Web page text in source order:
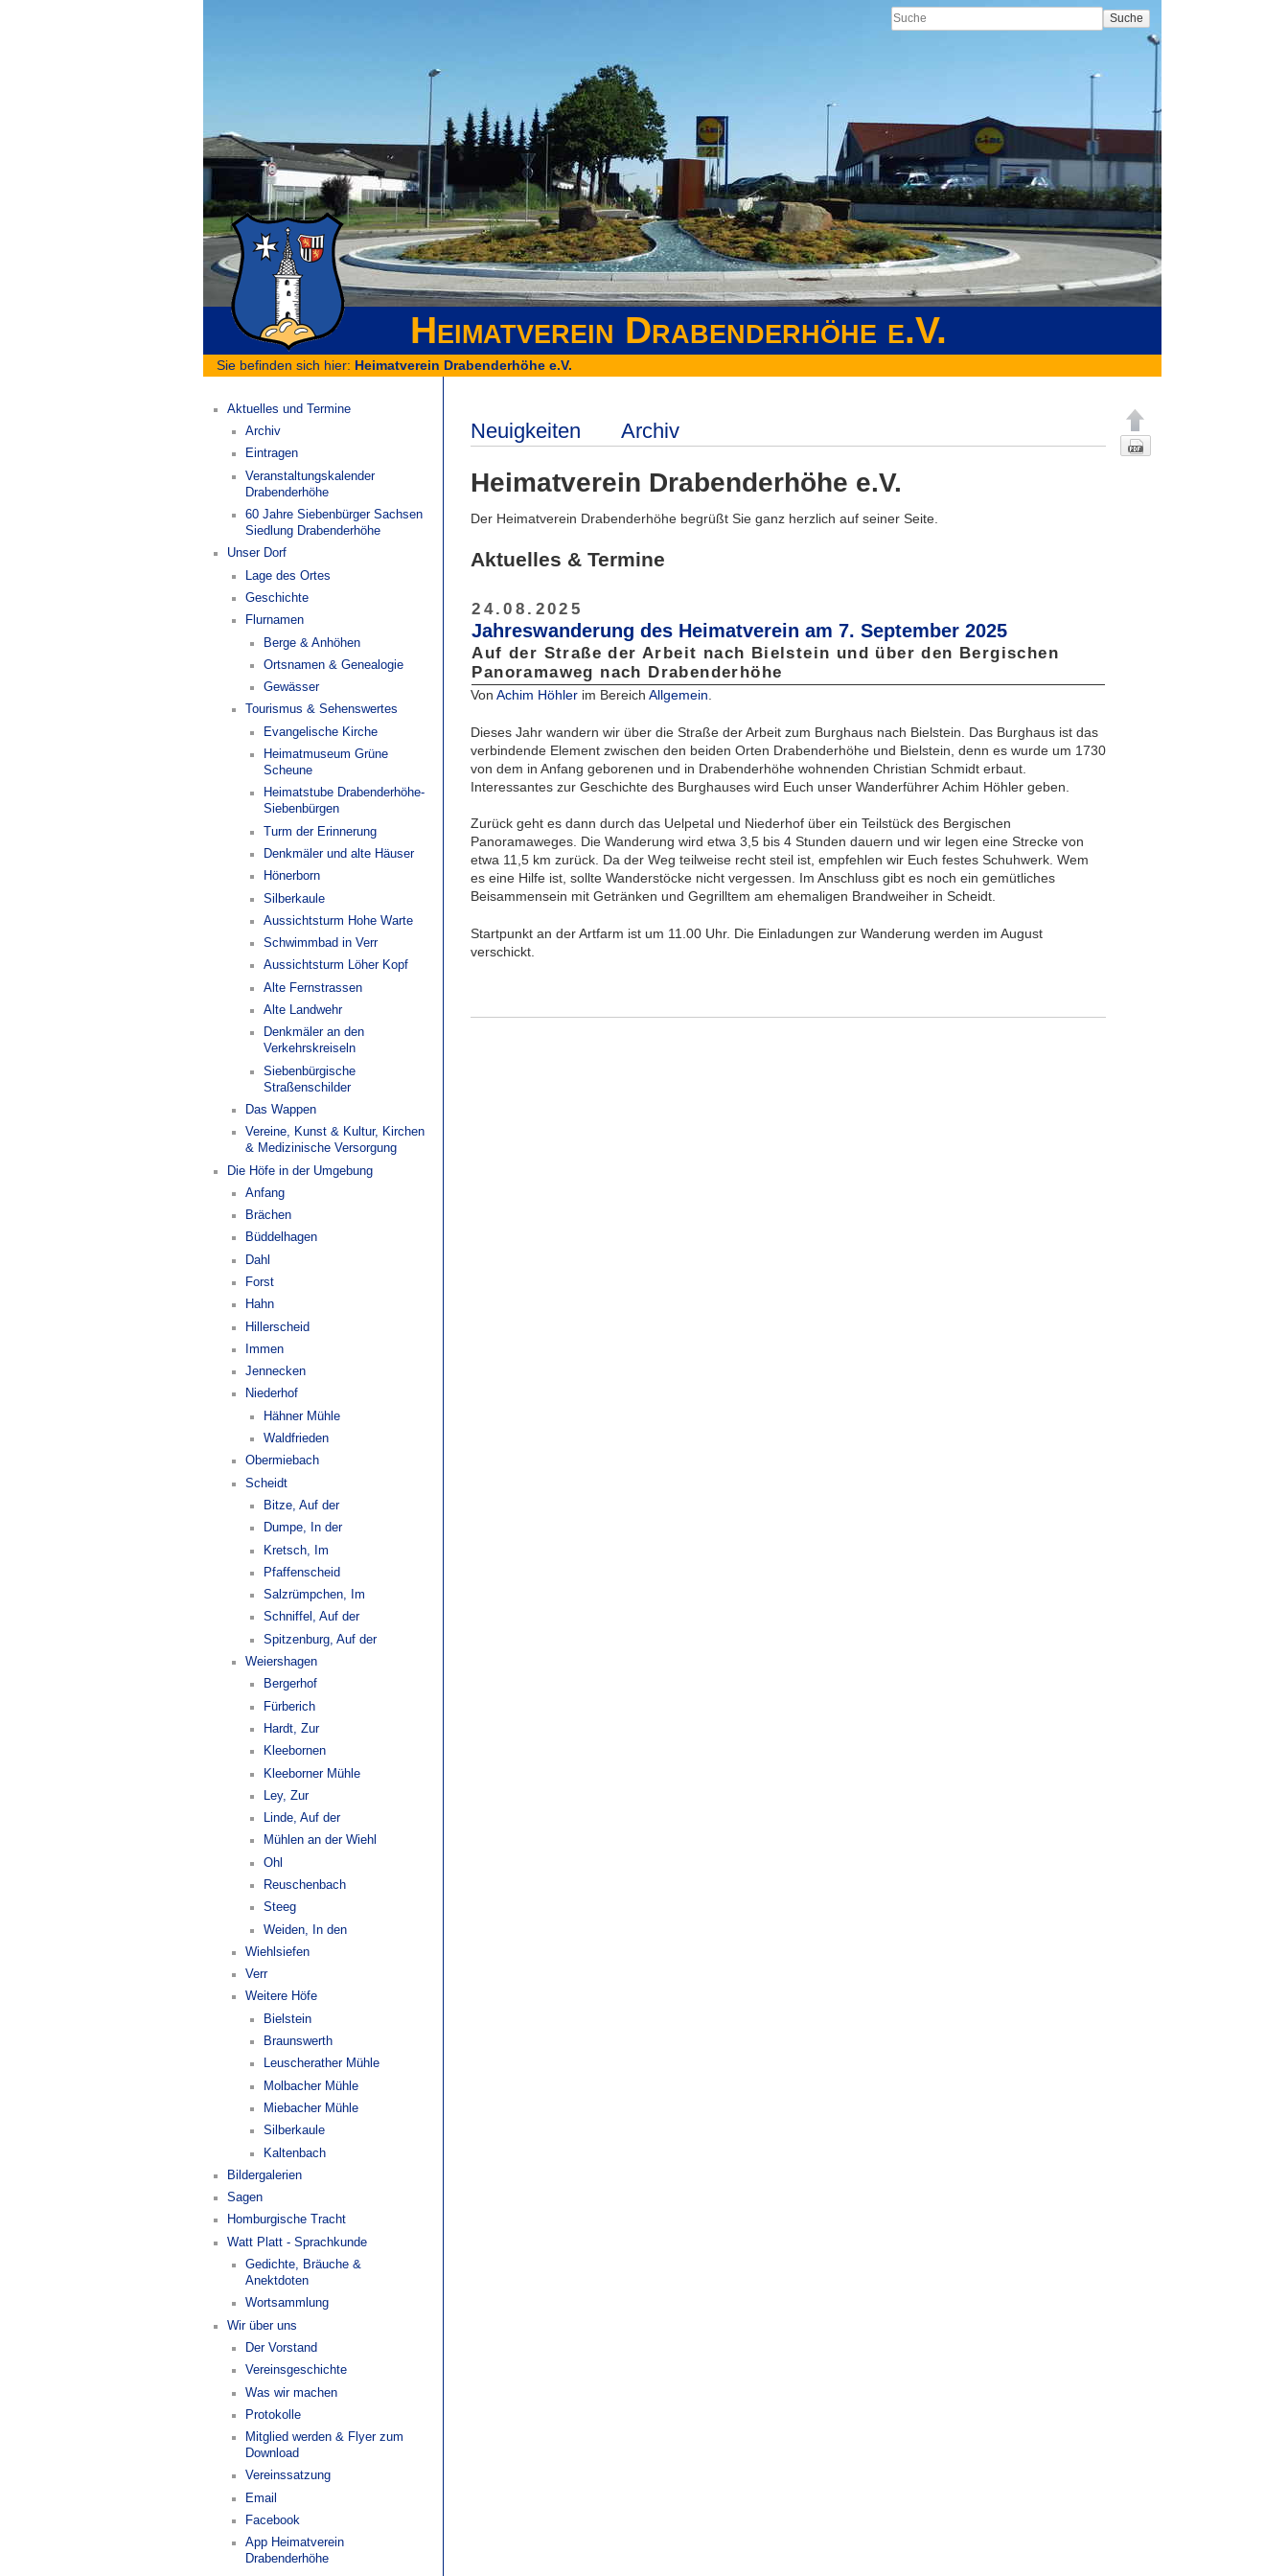
Heimatverein Drabenderhöhe e.V.
Suche
Sie befinden sich hier: Heimatverein Drabenderhöhe e.V.
Aktuelles und Termine
Archiv
Eintragen
Veranstaltungskalender
Drabenderhöhe
60 Jahre Siebenbürger Sachsen
Siedlung Drabenderhöhe
Unser Dorf
Lage des Ortes
Geschichte
Flurnamen
Berge & Anhöhen
Ortsnamen & Genealogie
Gewässer
Tourismus & Sehenswertes
Evangelische Kirche
Heimatmuseum Grüne
Scheune
Heimatstube Drabenderhöhe-
Siebenbürgen
Turm der Erinnerung
Denkmäler und alte Häuser
Hönerborn
Silberkaule
Aussichtsturm Hohe Warte
Schwimmbad in Verr
Aussichtsturm Löher Kopf
Alte Fernstrassen
Alte Landwehr
Denkmäler an den
Verkehrskreiseln
Siebenbürgische
Straßenschilder
Das Wappen
Vereine, Kunst & Kultur, Kirchen
& Medizinische Versorgung
Die Höfe in der Umgebung
Anfang
Brächen
Büddelhagen
Dahl
Forst
Hahn
Hillerscheid
Immen
Jennecken
Niederhof
Hähner Mühle
Waldfrieden
Obermiebach
Scheidt
Bitze, Auf der
Dumpe, In der
Kretsch, Im
Pfaffenscheid
Salzrümpchen, Im
Schniffel, Auf der
Spitzenburg, Auf der
Weiershagen
Bergerhof
Fürberich
Hardt, Zur
Kleebornen
Kleeborner Mühle
Ley, Zur
Linde, Auf der
Mühlen an der Wiehl
Ohl
Reuschenbach
Steeg
Weiden, In den
Wiehlsiefen
Verr
Weitere Höfe
Bielstein
Braunswerth
Leuscherather Mühle
Molbacher Mühle
Miebacher Mühle
Silberkaule
Kaltenbach
Bildergalerien
Sagen
Homburgische Tracht
Watt Platt - Sprachkunde
Gedichte, Bräuche &
Anektdoten
Wortsammlung
Wir über uns
Der Vorstand
Vereinsgeschichte
Was wir machen
Protokolle
Mitglied werden & Flyer zum
Download
Vereinssatzung
Email
Facebook
App Heimatverein
Drabenderhöhe
Neuigkeiten Archiv
Heimatverein Drabenderhöhe e.V.
Der Heimatverein Drabenderhöhe begrüßt Sie ganz herzlich auf seiner Seite.
Aktuelles & Termine
24.08.2025
Jahreswanderung des Heimatverein am 7. September 2025
Auf der Straße der Arbeit nach Bielstein und über den Bergischen
Panoramaweg nach Drabenderhöhe
Von Achim Höhler im Bereich Allgemein
Dieses Jahr wandern wir über die Straße der Arbeit zum Burghaus nach Bielstein. Das Burghaus ist das
verbindende Element zwischen den beiden Orten Drabenderhöhe und Bielstein, denn es wurde um 1730
von dem in Anfang geborenen und in Drabenderhöhe wohnenden Christian Schmidt erbaut.
Interessantes zur Geschichte des Burghauses wird Euch unser Wanderführer Achim Höhler geben.
Zurück geht es dann durch das Uelpetal und Niederhof über ein Teilstück des Bergischen
Panoramaweges. Die Wanderung wird etwa 3,5 bis 4 Stunden dauern und wir legen eine Strecke von
etwa 11,5 km zurück. Da der Weg teilweise recht steil ist, empfehlen wir Euch festes Schuhwerk. Wem
es eine Hilfe ist, sollte Wanderstöcke nicht vergessen. Im Anschluss gibt es noch ein gemütliches
Beisammensein mit Getränken und Gegrilltem am ehemaligen Brandweiher in Scheidt.
Startpunkt an der Artfarm ist um 11.00 Uhr. Die Einladungen zur Wanderung werden im August
verschickt.